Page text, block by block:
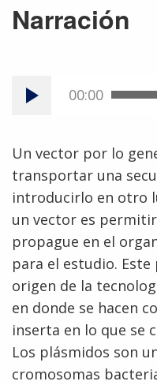
Narración
00:00
Un vector por lo
transportar una
introducirlo en otro
un vector es
propague en el
para el estudio.
origen de la
en donde se hacen
inserta en lo que se
Los plásmidos son
cromosomas